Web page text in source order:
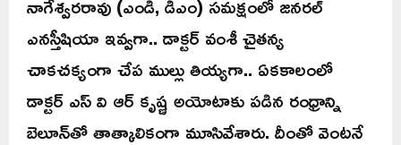
ఎనస్తీషియా ఇవ్వగా.. డాక్టర్ వంశీ చైతన్య
చాకచక్యంగా చేప ముల్లు తియ్యగా.. ఏకకాలంలో
డాక్టర్ ఎస్ వి ఆర్ కృష్ణ అయోటాకు పడిన రంధ్రాన్ని
బెలూన్‌తో తాత్కాలికంగా మూసివేశారు. దీంతో వెంటనే